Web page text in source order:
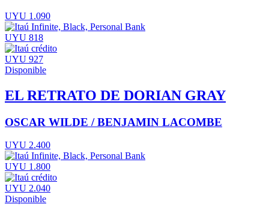
UYU 1.090
UYU 818
UYU 927
Disponible
EL RETRATO DE DORIAN GRAY
OSCAR WILDE / BENJAMIN LACOMBE
UYU 2.400
UYU 1.800
UYU 2.040
Disponible